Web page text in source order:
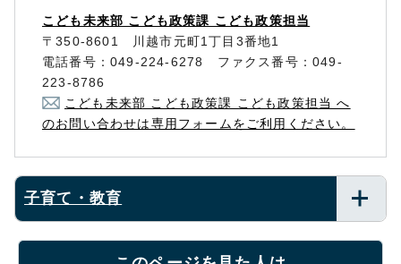
こども未来部 こども政策課 こども政策担当
〒350-8601 川越市元町1丁目3番地1
電話番号：049-224-6278 ファクス番号：049-
223-8786
こども未来部 こども政策課 こども政策担当 へ
のお問い合わせは専用フォームをご利用ください。
子育て・教育